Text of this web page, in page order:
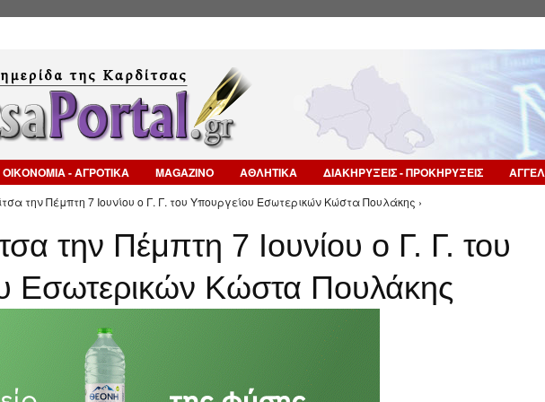
ΟΙΚΟΝΟΜΙΑ - ΑΓΡΟΤΙΚΑ MAGAZINO ΑΘΛΗΤΙΚΑ ΔΙΑΚΗΡΥΞΕΙΣ - ΠΡΟΚΗΡΥΞΕΙΣ
την Πέμπτη 7 Ιουνίου ο Γ. Γ. του Υπουργείου Εσωτερικών Κώστα Πουλάκης ›
την Πέμπτη 7 Ιουνίου ο Γ. Γ. του
Εσωτερικών Κώστα Πουλάκης